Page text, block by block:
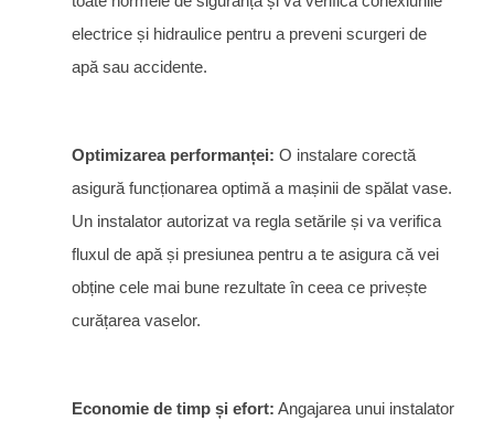
electrice și hidraulice pentru a preveni scurgeri de
apă sau accidente.
Optimizarea performanței: O instalare corectă
asigură funcționarea optimă a mașinii de spălat vase.
Un instalator autorizat va regla setările și va verifica
fluxul de apă și presiunea pentru a te asigura că vei
obține cele mai bune rezultate în ceea ce privește
curățarea vaselor.
Economie de timp și efort: Angajarea unui instalator